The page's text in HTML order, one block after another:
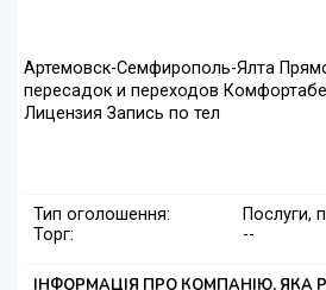
Артемовск-Семфирополь-Ялта
пересадок и переходов
Лицензия Запись по тел
Тип оголошення:
Послуги,
Торг:
--
ІНФОРМАЦІЯ ПРО КОМПАНІЮ, ЯКА